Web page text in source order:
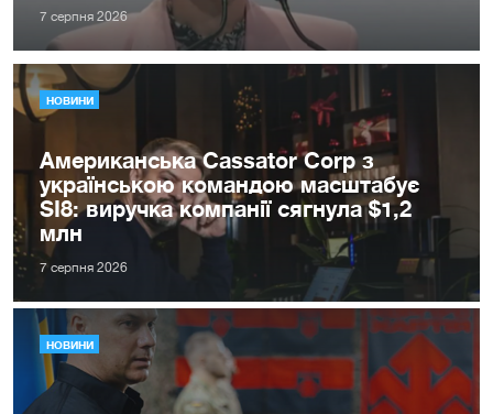
7 серпня 2026
НОВИНИ
Американська Cassator Corp з
українською командою масштабує
SI8: виручка компанії сягнула $1,2
млн
7 серпня 2026
НОВИНИ